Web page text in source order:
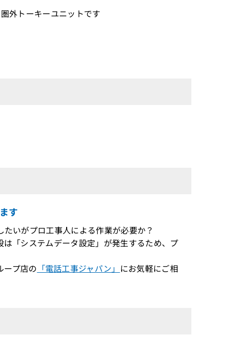
外トーキーユニットです
す
いがプロ工事人による作業が必要か？
「システムデータ設定」が発生するため、プ
ープ店の 「電話工事ジャパン」 にお気軽にご相